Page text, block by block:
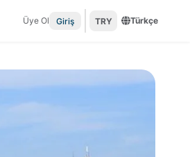
Üye Ol Giriş TRY Türkçe